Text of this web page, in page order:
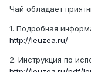
Чай обладает
1. Подробная
http://leuzea.ru/
2. Инструкция по